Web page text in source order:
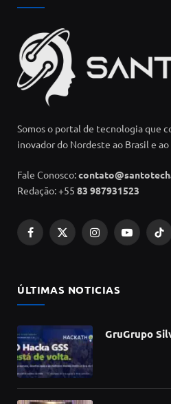
Somos o portal de tecnologia que
inovador do Nordeste ao Brasil e
Fale Conosco:
Redação: +55 83 987931523
Facebook
X
InstagramYouTube
ÚLTIMAS NOTICIAS
GruGrupo